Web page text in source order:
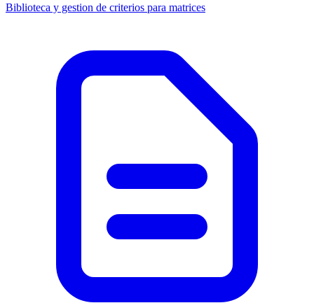
Biblioteca y gestion de criterios para matrices